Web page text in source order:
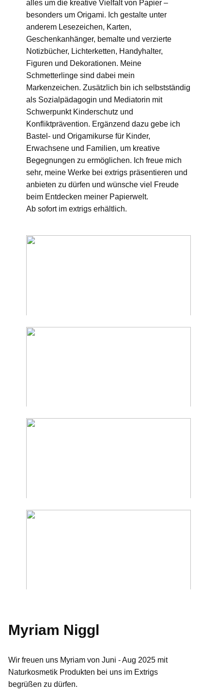
alles um die kreative Vielfalt von Papier –
besonders um Origami. Ich gestalte unter
anderem Lesezeichen, Karten,
Geschenkanhänger, bemalte und verzierte
Notizbücher, Lichterketten, Handyhalter,
Figuren und Dekorationen. Meine
Schmetterlinge sind dabei mein
Markenzeichen. Zusätzlich bin ich selbstständig
als Sozialpädagogin und Mediatorin mit
Schwerpunkt Kinderschutz und
Konfliktprävention. Ergänzend dazu gebe ich
Bastel- und Origamikurse für Kinder,
Erwachsene und Familien, um kreative
Begegnungen zu ermöglichen. Ich freue mich
sehr, meine Werke bei extrigs präsentieren und
anbieten zu dürfen und wünsche viel Freude
beim Entdecken meiner Papierwelt.
Ab sofort im extrigs erhältlich.
Myriam Niggl
Wir freuen uns Myriam von Juni - Aug 2025 mit
Naturkosmetik Produkten bei uns im Extrigs
begrüßen zu dürfen.